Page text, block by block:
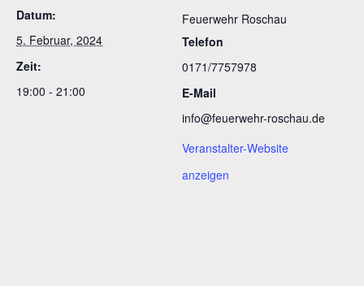
Datum:
5. Februar, 2024
Zeit:
19:00 - 21:00
Feuerwehr Roschau
Telefon
0171/7757978
E-Mail
info@feuerwehr-roschau.de
Veranstalter-Website
anzeigen